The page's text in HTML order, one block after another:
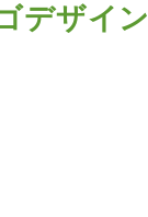
デザイン